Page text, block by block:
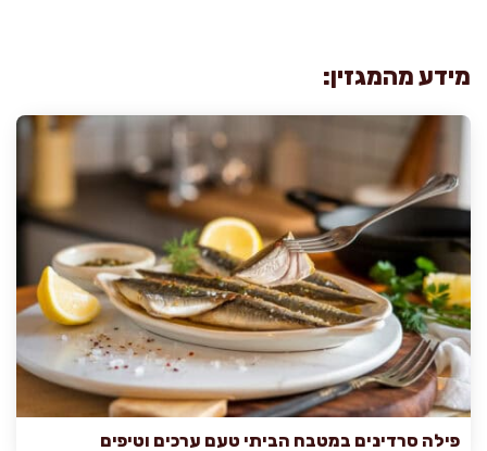
מידע מהמגזין:
פילה סרדינים במטבח הביתי טעם ערכים וטיפים